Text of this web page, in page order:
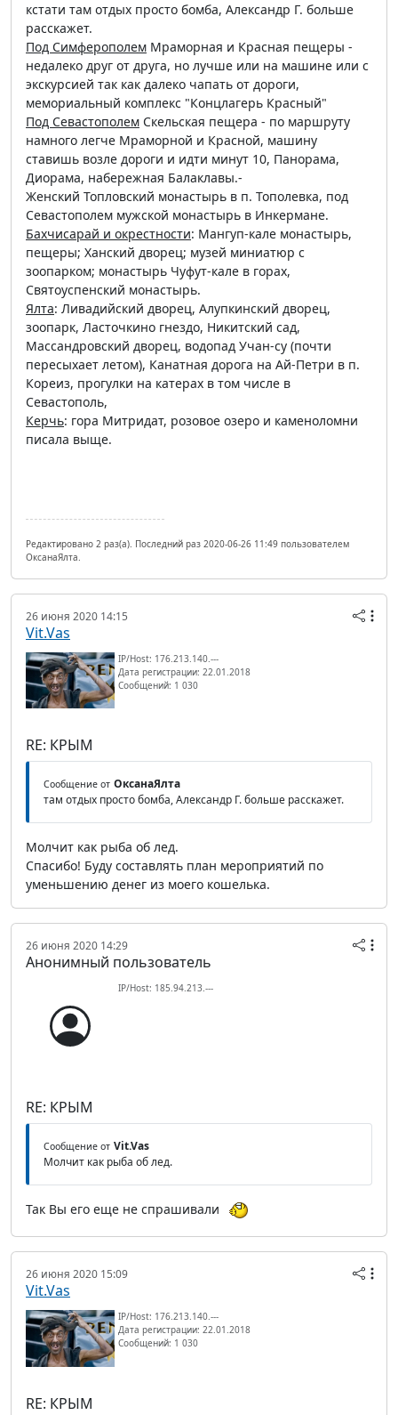
кстати там отдых просто бомба, Александр Г. больше
расскажет.
Под Симферополем Мраморная и Красная пещеры -
недалеко друг от друга, но лучше или на машине или с
экскурсией так как далеко чапать от дороги,
мемориальный комплекс "Концлагерь Красный"
Под Севастополем Скельская пещера - по маршруту
намного легче Мраморной и Красной, машину
ставишь возле дороги и идти минут 10, Панорама,
Диорама, набережная Балаклавы.-
Женский Топловский монастырь в п. Тополевка, под
Севастополем мужской монастырь в Инкермане.
Бахчисарай и окрестности: Мангуп-кале монастырь,
пещеры; Ханский дворец; музей миниатюр с
зоопарком; монастырь Чуфут-кале в горах,
Святоуспенский монастырь.
Ялта: Ливадийский дворец, Алупкинский дворец,
зоопарк, Ласточкино гнездо, Никитский сад,
Массандровский дворец, водопад Учан-су (почти
пересыхает летом), Канатная дорога на Ай-Петри в п.
Кореиз, прогулки на катерах в том числе в
Севастополь,
Керчь: гора Митридат, розовое озеро и каменоломни
писала выще.
Редактировано 2 раз(а). Последний раз 2020-06-26 11:49 пользователем
ОксанаЯлта.
26 июня 2020 14:15
Vit.Vas
IP/Host: 176.213.140.---
Дата регистрации: 22.01.2018
Сообщений: 1 030
RE: КРЫМ
Сообщение от ОксанаЯлта
там отдых просто бомба, Александр Г. больше расскажет.
Молчит как рыба об лед.
Спасибо! Буду составлять план мероприятий по
уменьшению денег из моего кошелька.
26 июня 2020 14:29
Анонимный пользователь
IP/Host: 185.94.213.---
RE: КРЫМ
Сообщение от Vit.Vas
Молчит как рыба об лед.
Так Вы его еще не спрашивали
26 июня 2020 15:09
Vit.Vas
IP/Host: 176.213.140.---
Дата регистрации: 22.01.2018
Сообщений: 1 030
RE: КРЫМ